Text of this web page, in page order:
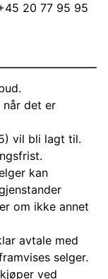
20 77 95 95
når det er
vil bli lagt til.
kan
om ikke annet
avtale med
selger.
ved